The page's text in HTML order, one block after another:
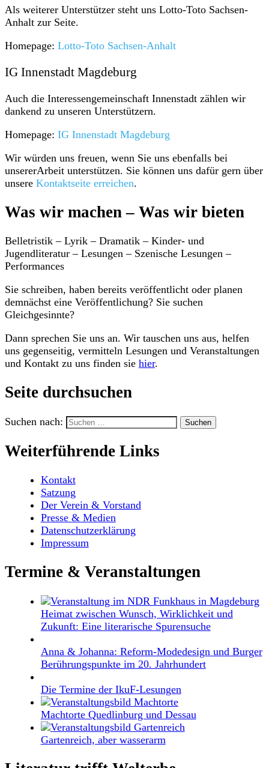
Als weiterer Unterstützer steht uns Lotto-Toto Sachsen-
Anhalt zur Seite.
Homepage: Lotto-Toto Sachsen-Anhalt
IG Innenstadt Magdeburg
Auch die Interessengemeinschaft Innenstadt zählen wir
dankend zu unseren Unterstützern.
Homepage: IG Innenstadt Magdeburg
Wir würden uns freuen, wenn Sie uns ebenfalls bei
unsererArbeit unterstützen. Sie können uns dafür gern über
unsere Kontaktseite erreichen.
Was wir machen – Was wir bieten
Belletristik – Lyrik – Dramatik – Kinder- und
Jugendliteratur – Lesungen – Szenische Lesungen –
Performances
Sie schreiben, haben bereits veröffentlicht oder planen
demnächst eine Veröffentlichung? Sie suchen
Gleichgesinnte?
Dann sprechen Sie uns an. Wir tauschen uns aus, helfen
uns gegenseitig, vermitteln Lesungen und Veranstaltungen
und Kontakt zu uns finden sie hier.
Seite durchsuchen
Suchen nach:
Weiterführende Links
Kontakt
Satzung
Der Verein & Vorstand
Presse & Medien
Datenschutzerklärung
Impressum
Termine & Veranstaltungen
Heimat zwischen Wunsch, Wirklichkeit und
Zukunft: Eine literarische Spurensuche
Anna & Johanna: Reform-Modedesign und Burger
Berührungspunkte im 20. Jahrhundert
Die Termine der IkuF-Lesungen
Machtorte Quedlinburg und Dessau
Gartenreich, aber wasserarm